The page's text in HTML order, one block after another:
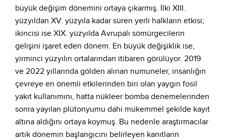
büyük değişim dönemini ortaya çıkarmış. İlki XIII.
yüzyıldan XV. yüzyıla kadar süren yerli halkların etkisi;
ikincisi ise XIX. yüzyılda Avrupalı sömürgecilerin
gelişini işaret eden dönem. En büyük değişiklik ise,
yirminci yüzyılın ortalarından itibaren görülüyor. 2019
ve 2022 yıllarında gölden alınan numuneler, insanlığın
çevreye en önemli etkilerinden biri olan yaygın fosil
yakıt kullanımını, hatta nükleer bomba denemelerinden
sonra yayılan plütonyumu dahi mükemmel şekilde kayıt
altına aldığını ortaya koymuş. Bu nedenle araştırmacılar
artık dönemin başlangıcını belirleyen kanıtların